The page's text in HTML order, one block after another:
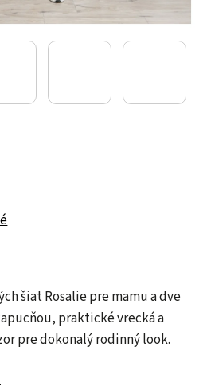
šiat Rosalie pre mamu a dve
praktické vrecká a
pre dokonalý rodinný look.